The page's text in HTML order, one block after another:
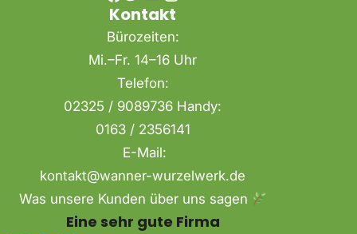
Kontakt
Bürozeiten:
Mi.–Fr. 14–16 Uhr
Telefon:
02325 / 9089736 Handy:
0163 / 2356141
E-Mail:
kontakt@wanner-wurzelwerk.de
Was unsere Kunden über uns sagen
Eine sehr gute Firma